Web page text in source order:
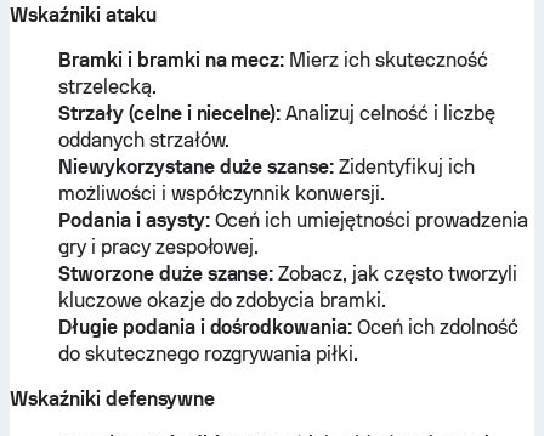
Wskaźniki ataku
Bramki i bramki na mecz: Mierz ich skuteczność
strzelecką.
Strzały (celne i niecelne): Analizuj celność i liczbę
oddanych strzałów.
Niewykorzystane duże szanse: Zidentyfikuj ich
możliwości i współczynnik konwersji.
Podania i asysty:Oceń ich umiejętności prowadzenia
gry i pracy zespołowej.
Stworzone duże szanse: Zobacz, jak często tworzyli
kluczowe okazje do zdobycia bramki.
Długie podania i dośrodkowania: Oceń ich zdolność
do skutecznego rozgrywania piłki.
Wskaźniki defensywne